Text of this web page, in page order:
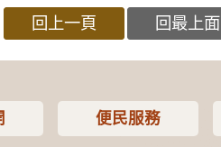
回上一頁 回最上面
便民服務